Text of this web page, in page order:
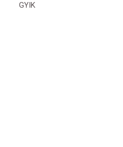
GYIK